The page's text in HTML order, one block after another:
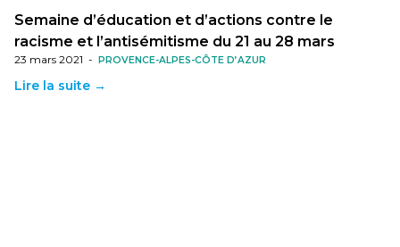
Semaine d’éducation et d’actions contre le
racisme et l’antisémitisme du 21 au 28 mars
23 mars 2021 - PROVENCE-ALPES-CÔTE D’AZUR
Lire la suite →